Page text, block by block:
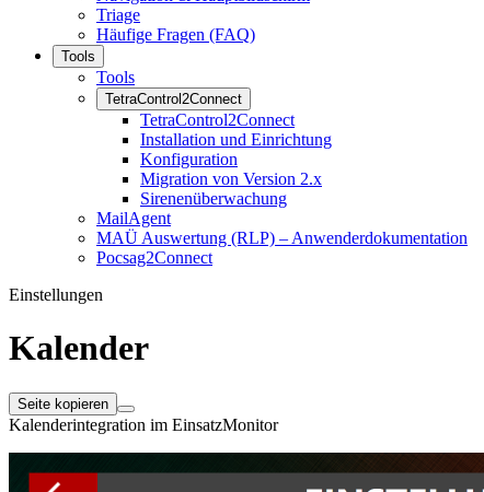
Triage
Häufige Fragen (FAQ)
Tools
Tools
TetraControl2Connect
TetraControl2Connect
Installation und Einrichtung
Konfiguration
Migration von Version 2.x
Sirenenüberwachung
MailAgent
MAÜ Auswertung (RLP) – Anwenderdokumentation
Pocsag2Connect
Einstellungen
Kalender
Seite kopieren
Kalenderintegration im EinsatzMonitor